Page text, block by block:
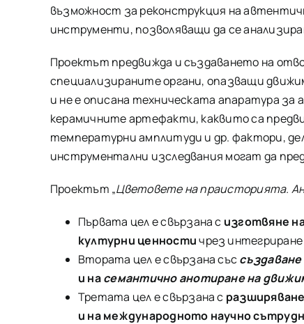
възможност за реконструкция на
инструменти, позволяващи да се
Проектът предвижда и създаването на
специализираните органи, опазващи
и не е описана техническата апаратура
керамичните артефакти, каквито са
температурни амплитуди и др. фактори,
инструментални изследвания могат да
Проектът „Цветовете на праисторията.
Първата цел е свързана с изготвяне
културни ценностичрез
Втората цел е свързана със
и насемантично анотиране на
Третата цел е свързана с
и на международното научно